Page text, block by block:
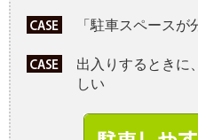
「駐車スペース
出入りするときに
しい